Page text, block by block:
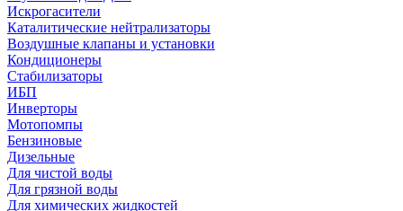
Искрогасители
Каталитические нейтрализаторы
Воздушные клапаны и установки
Кондиционеры
Стабилизаторы
ИБП
Инверторы
Мотопомпы
Бензиновые
Дизельные
Для чистой воды
Для грязной воды
Для химических жидкостей